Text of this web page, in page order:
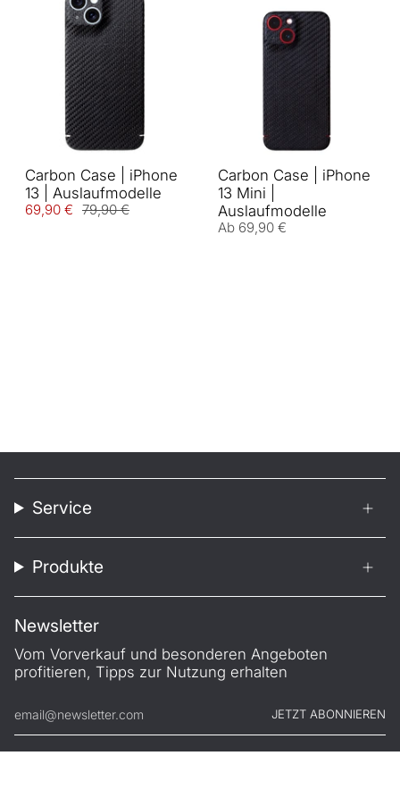
Carbon Case | iPhone
13 | Auslaufmodelle
69,90 € 79,90 €
Carbon Case | iPhone
13 Mini |
Auslaufmodelle
Ab 69,90 €
Service
Produkte
Newsletter
Vom Vorverkauf und besonderen Angeboten
profitieren, Tipps zur Nutzung erhalten
JETZT ABONNIEREN